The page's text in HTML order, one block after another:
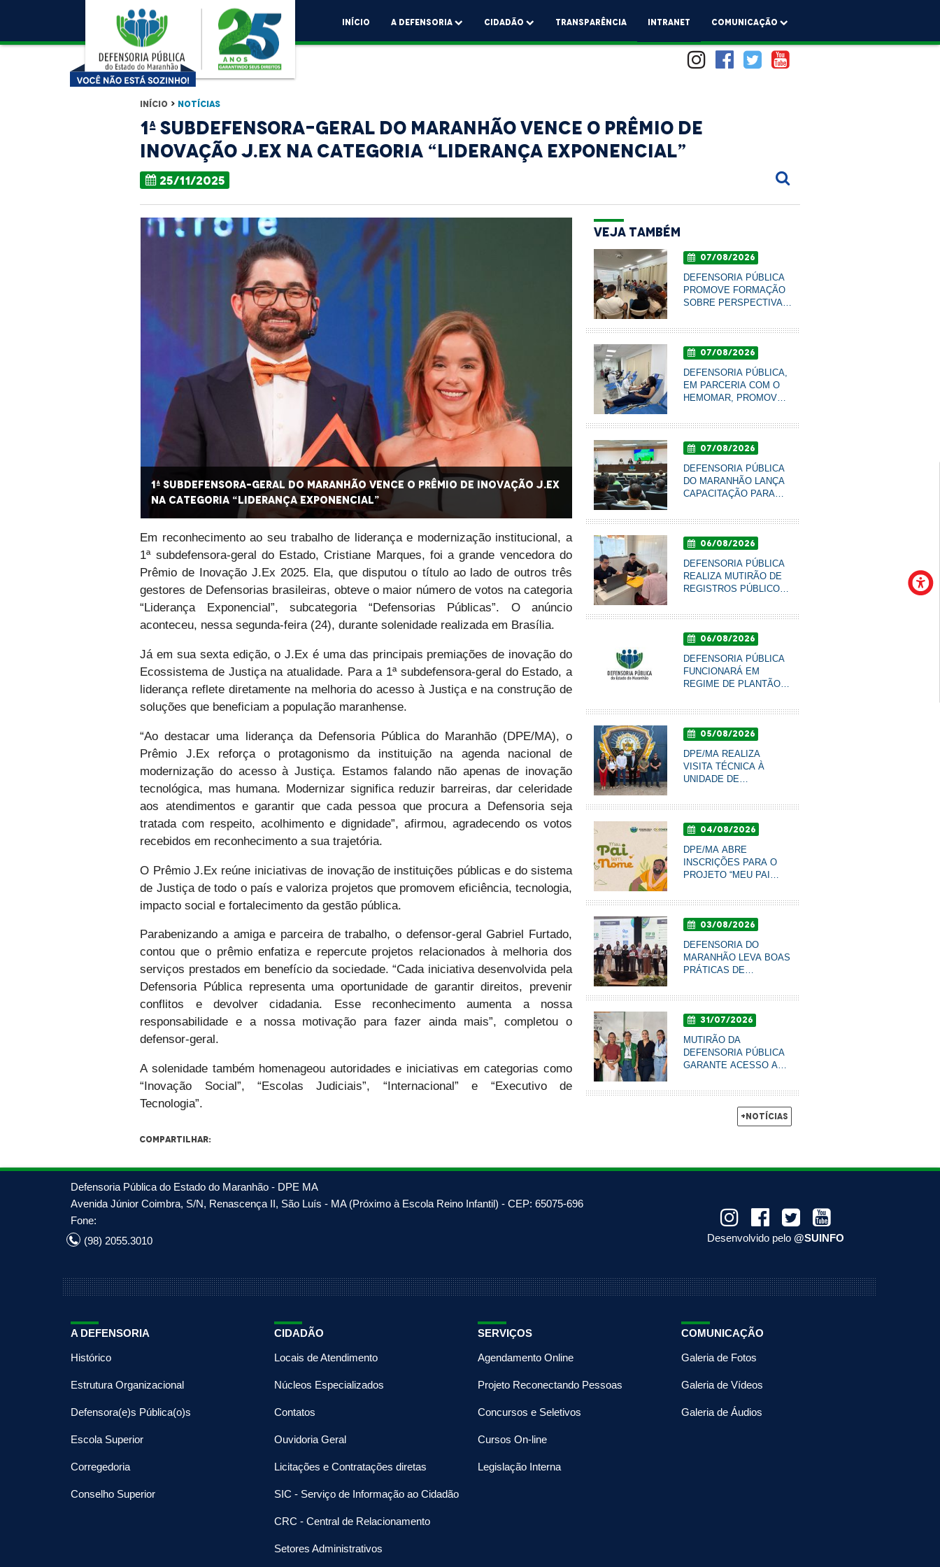
Início A Defensoria Cidadão Transparência Intranet comunicação
Início > Notícias
1ª Subdefensora-Geral do Maranhão vence o Prêmio de
Inovação J.Ex na categoria “Liderança Exponencial”
25/11/2025
1ª Subdefensora-Geral do Maranhão vence o Prêmio de Inovação J.Ex
na categoria “Liderança Exponencial”
1ª Subdefensora-Geral do Maranhão vence o Prêmio de
na categoria “Liderança Exponencial”
Em reconhecimento ao seu trabalho de liderança e modernização institucional, a
1ª subdefensora-geral do Estado, Cristiane Marques, foi a grande vencedora do
Prêmio de Inovação J.Ex 2025. Ela, que disputou o título ao lado de outros três
gestores de Defensorias brasileiras, obteve o maior número de votos na categoria
“Liderança Exponencial”, subcategoria “Defensorias Públicas”. O anúncio
aconteceu, nessa segunda-feira (24), durante solenidade realizada em Brasília.
Já em sua sexta edição, o J.Ex é uma das principais premiações de inovação do
Ecossistema de Justiça na atualidade. Para a 1ª subdefensora-geral do Estado, a
liderança reflete diretamente na melhoria do acesso à Justiça e na construção de
soluções que beneficiam a população maranhense.
“Ao destacar uma liderança da Defensoria Pública do Maranhão (DPE/MA), o
Prêmio J.Ex reforça o protagonismo da instituição na agenda nacional de
modernização do acesso à Justiça. Estamos falando não apenas de inovação
tecnológica, mas humana. Modernizar significa reduzir barreiras, dar celeridade
aos atendimentos e garantir que cada pessoa que procura a Defensoria seja
tratada com respeito, acolhimento e dignidade”, afirmou, agradecendo os votos
recebidos em reconhecimento a sua trajetória.
O Prêmio J.Ex reúne iniciativas de inovação de instituições públicas e do sistema
de Justiça de todo o país e valoriza projetos que promovem eficiência, tecnologia,
impacto social e fortalecimento da gestão pública.
Parabenizando a amiga e parceira de trabalho, o defensor-geral Gabriel Furtado,
contou que o prêmio enfatiza e repercute projetos relacionados à melhoria dos
serviços prestados em benefício da sociedade. “Cada iniciativa desenvolvida pela
Defensoria Pública representa uma oportunidade de garantir direitos, prevenir
conflitos e devolver cidadania. Esse reconhecimento aumenta a nossa
responsabilidade e a nossa motivação para fazer ainda mais”, completou o
defensor-geral.
A solenidade também homenageou autoridades e iniciativas em categorias como
“Inovação Social”, “Escolas Judiciais”, “Internacional” e “Executivo de
Tecnologia”.
Compartilhar:
Veja Também
07/08/2026
DEFENSORIA PÚBLICA
PROMOVE FORMAÇÃO
SOBRE PERSPECTIVA
QUALIFICAR
POPULAÇÃO EM
07/08/2026
DEFENSORIA PÚBLICA,
EM PARCERIA COM O
HEMOMAR, PROMOVE
DE SANGUE NESTA
07/08/2026
DEFENSORIA PÚBLICA
DO MARANHÃO LANÇA
CAPACITAÇÃO PARA
COMUNITÁRIOS
06/08/2026
DEFENSORIA PÚBLICA
REALIZA MUTIRÃO DE
REGISTROS PÚBLICOS
SÃO FRANCISCO DE
06/08/2026
DEFENSORIA PÚBLICA
FUNCIONARÁ EM
REGIME DE PLANTÃO
AGOSTO
05/08/2026
DPE/MA REALIZA
VISITA TÉCNICA À
UNIDADE DE
COROATÁ PARA
CONDIÇÕES DO
04/08/2026
DPE/MA ABRE
INSCRIÇÕES PARA O
PROJETO “MEU PAI
RECONHECIMENTO DE
GARANTIA DE DIREITOS
03/08/2026
DEFENSORIA DO
MARANHÃO LEVA BOAS
PRÁTICAS DE
CONBRASCOM E É
NACIONAL
31/07/2026
MUTIRÃO DA
DEFENSORIA PÚBLICA
GARANTE ACESSO A
RODA DE CONVERSA
AXÉ EM IMPERATRIZ
+Notícias
Defensoria Pública do Estado do Maranhão - DPE MA
Avenida Júnior Coimbra, S/N, Renascença II, São Luís - MA (Próximo à Escola Reino Infantil) - CEP: 65075-696
Fone:
(98) 2055.3010
Desenvolvido pelo @SUINFO
A DEFENSORIA
Histórico
Estrutura Organizacional
Defensora(e)s Pública(o)s
Escola Superior
Corregedoria
Conselho Superior
CIDADÃO
Locais de Atendimento
Núcleos Especializados
Contatos
Ouvidoria Geral
Licitações e Contratações diretas
SIC - Serviço de Informação ao Cidadão
CRC - Central de Relacionamento
Setores Administrativos
SERVIÇOS
Agendamento Online
Projeto Reconectando Pessoas
Concursos e Seletivos
Cursos On-line
Legislação Interna
COMUNICAÇÃO
Galeria de Fotos
Galeria de Vídeos
Galeria de Áudios